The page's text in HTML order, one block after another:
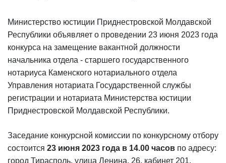
Министерство юстиции Приднестровской Молдавской
Республики объявляет о проведении 23 июня 2023 года
конкурса на замещение вакантной должности
начальника отдела - старшего государственного
нотариуса Каменского нотариального отдела
Управления нотариата Государственной службы
регистрации и нотариата Министерства юстиции
Приднестровской Молдавской Республики.
Заседание конкурсной комиссии по конкурсному отбору
состоится 23 июня 2023 года в 14.00 часов по адресу:
город Тирасполь, улица Ленина, 26, кабинет 201.